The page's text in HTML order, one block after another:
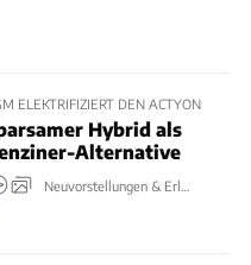
ELEKTRIFIZIERT DEN ACTYON
Hybrid als
Alternative
Neuvorstellungen & Erlkönige